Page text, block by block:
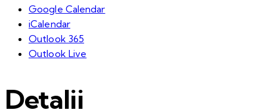
Google Calendar
iCalendar
Outlook 365
Outlook Live
Detalii